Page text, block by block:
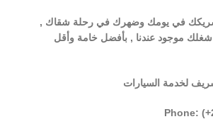
في يومك وضهرك في رحلة شقاك ,
موجود عندنا , بأفضل خامة وأقل
لخدمة السيارات
Phone: